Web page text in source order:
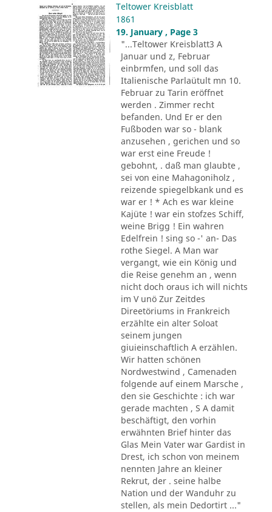
Teltower Kreisblatt
1861
19. January , Page 3
"...Teltower Kreisblatt3 A
Januar und z, Februar
einbrmfen, und soll das
Italienische Parlaütult mn 10.
Februar zu Tarin eröffnet
werden . Zimmer recht
befanden. Und Er er den
Fußboden war so - blank
anzusehen , gerichen und so
war erst eine Freude !
gebohnt, . daß man glaubte ,
sei von eine Mahagoniholz ,
reizende spiegelbkank und es
war er ! * Ach es war kleine
Kajüte ! war ein stofzes Schiff,
weine Brigg ! Ein wahren
Edelfrein ! sing so -' an- Das
rothe Siegel. A Man war
vergangt, wie ein König und
die Reise genehm an , wenn
nicht doch oraus ich will nichts
im V unö Zur Zeitdes
Direetöriums in Frankreich
erzählte ein alter Soloat
seinem jungen
giuieinschaftlich A erzählen.
Wir hatten schönen
Nordwestwind , Camenaden
folgende auf einem Marsche ,
den sie Geschichte : ich war
gerade machten , S A damit
beschäftigt, den vorhin
erwähnten Brief hinter das
Glas Mein Vater war Gardist in
Drest, ich schon von meinem
nennten Jahre an kleiner
Rekrut, der . seine halbe
Nation und der Wanduhr zu
stellen, als mein Dedortirt ..."